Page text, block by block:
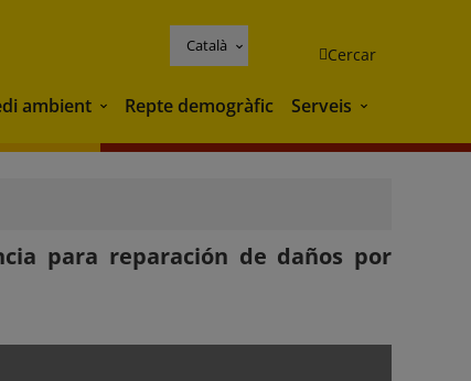
Català Cercar
ambient Medi ambient
Repte demogràfic Serveis Serveis
para reparación de daños por